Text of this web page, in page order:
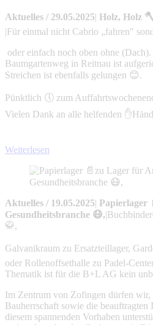
Aktuelles / 29.05.2025| Holz, Holz
|Für einmal nicht Cabrio „fahren"
oder einfach noch oben ohne
Baumgartenweg in Reitnau ist
Streichen ist ebenfalls gelungen 😊.
Pünktlich 🕔 zum
Vielen Dank an alle helfenden
Weiterlesen
Aktuelles / 19.05.2025| Papierlager
Gesundheitsbranche 😷,|
🥋,
Galvanikraum zu Ersatzteillager,
oder Rollenoffsethalle zu Padel-
Thematik ist für die B+L AG kein
Im Zentrum von Zofingen dürfen wir,
Bauherrschaft sowie die
diesem spannenden Vorhaben